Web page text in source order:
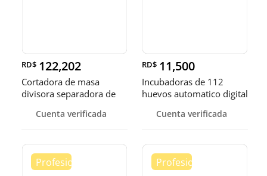
RD$ 122,202
Cortadora de masa
divisora separadora de
Cuenta verificada
RD$ 11,500
Incubadoras de 112
huevos automatico digital
Cuenta verificada